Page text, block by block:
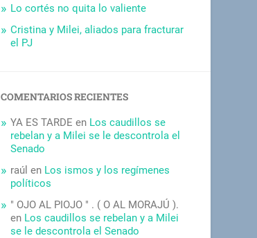
Lo cortés no quita lo valiente
Cristina y Milei, aliados para fracturar
el PJ
COMENTARIOS RECIENTES
YA ES TARDE en Los caudillos se
rebelan y a Milei se le descontrola el
Senado
raúl en Los ismos y los regímenes
políticos
" OJO AL PIOJO " . ( O AL MORAJÚ ).
en Los caudillos se rebelan y a Milei
se le descontrola el Senado